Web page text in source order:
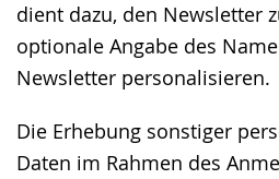
dient dazu, den Newsletter
optionale Angabe des
Newsletter personalisieren.
Die Erhebung sonstiger
Daten im Rahmen des